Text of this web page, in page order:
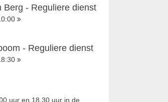
Berg - Reguliere dienst
- Reguliere dienst
uur en 18.30 uur in de